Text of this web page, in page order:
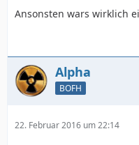
Ansonsten wars wirklich
Alpha
BOFH
22. Februar 2016 um 22:14